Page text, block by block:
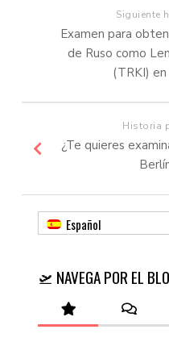
Siguiente
Examen para
de Ruso como
(TRKI)
Historia
¿Te quieres
Español
🛫 NAVEGA POR EL